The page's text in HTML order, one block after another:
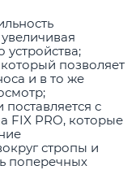
устройства;
позволяет
и в то же
с
FIX PRO, которые
стропы и
поперечных